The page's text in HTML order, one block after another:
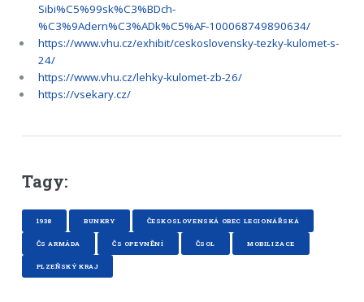
Sibi%C5%99sk%C3%BDch-
%C3%9Adern%C3%ADk%C5%AF-100068749890634/
https://www.vhu.cz/exhibit/ceskoslovensky-tezky-kulomet-s-
24/
https://www.vhu.cz/lehky-kulomet-zb-26/
https://vsekary.cz/
Tagy:
1938 BUNKRY ČESKOSLOVENSKÁ OBEC LEGIONÁŘSKÁ
ČS ARMÁDA ČS OPEVNĚNÍ ČSOL MOBILIZACE
PLZEŇSKÝ KRAJ